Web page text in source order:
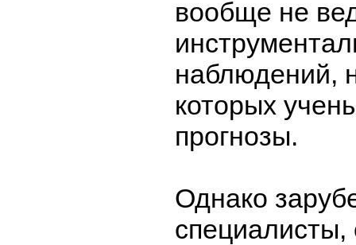
вообще не
наблюдений,
которых
прогнозы.
Однако